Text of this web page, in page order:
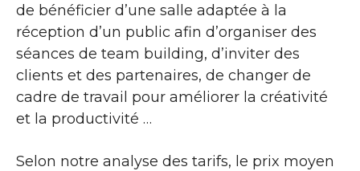
de bénéficier d’une salle adaptée à la
réception d’un public afin d’organiser des
séances de team building, d’inviter des
clients et des partenaires, de changer de
cadre de travail pour améliorer la créativité
et la productivité …
Selon notre analyse des tarifs, le prix moyen